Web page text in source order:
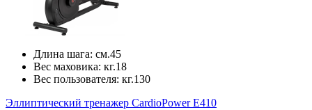
Длина шага: см.45
Вес маховика: кг.18
Вес пользователя: кг.130
Эллиптический тренажер CardioPower E410